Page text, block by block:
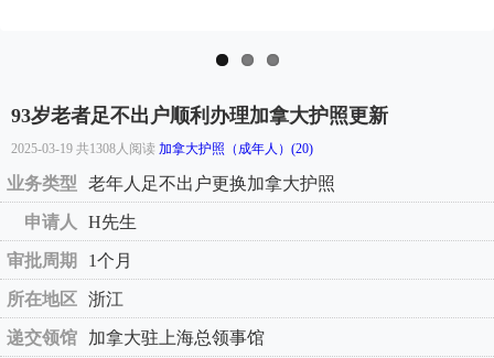
93岁老者足不出户顺利办理加拿大护照更新
2025-03-19 共1308人阅读 加拿大护照（成年人）(20)
业务类型 老年人足不出户更换加拿大护照
申请人 H先生
审批周期 1个月
所在地区 浙江
递交领馆 加拿大驻上海总领事馆